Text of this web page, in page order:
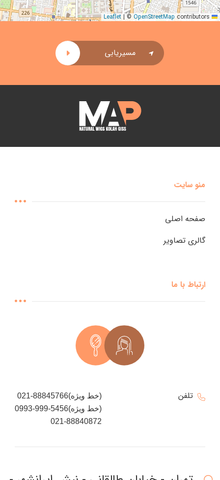
منو سایت
صفحه اصلی
گالری تصاویر
ارتباط با ما
تلفن
021-88845766(خط ویژه)
0993-999-5456(خط ویژه)
021-88840872
|© OpenStreetMapcontributors
مسیریابی